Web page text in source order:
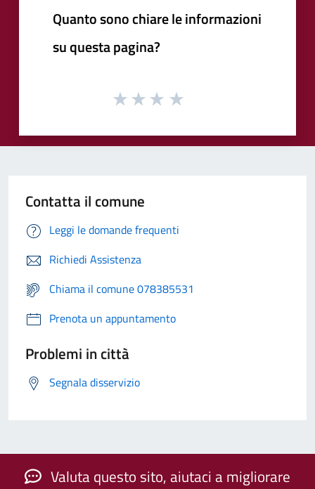
Quanto sono chiare le informazioni
su questa pagina?
Contatta il comune
Leggi le domande frequenti
Richiedi Assistenza
Chiama il comune 078385531
Prenota un appuntamento
Problemi in città
Segnala disservizio
Valuta questo sito, aiutaci a migliorare